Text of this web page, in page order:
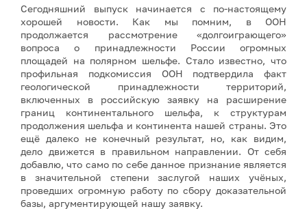
Сегодняшний выпуск начинается с по-настоящему
хорошей новости. Как мы помним, в ООН
продолжается рассмотрение «долгоиграющего»
вопроса о принадлежности России огромных
площадей на полярном шельфе. Стало известно, что
профильная подкомиссия ООН подтвердила факт
геологической принадлежности территорий,
включенных в российскую заявку на расширение
границ континентального шельфа, к структурам
продолжения шельфа и континента нашей страны. Это
ещё далеко не конечный результат, но, как видим,
дело движется в правильном направлении. От себя
добавлю, что само по себе данное признание является
в значительной степени заслугой наших учёных,
проведших огромную работу по сбору доказательной
базы, аргументирующей нашу заявку.